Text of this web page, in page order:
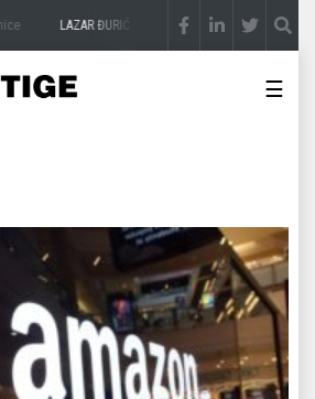
LAZAR ĐURIĆ: Promocija potencijal pretvara u
☰